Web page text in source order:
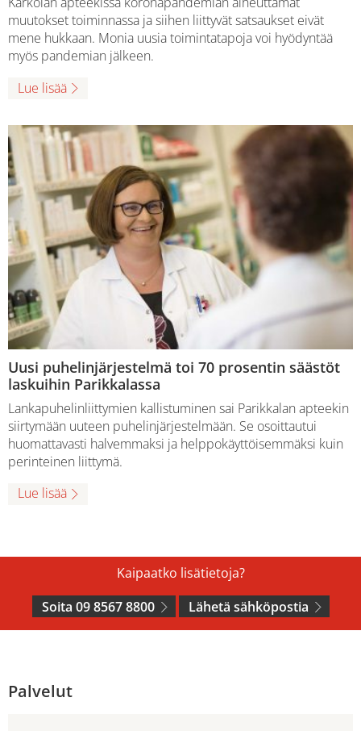
muutokset toiminnassa ja siihen liittyvät satsaukset eivät
mene hukkaan. Monia uusia toimintatapoja voi hyödyntää
myös pandemian jälkeen.
Lue lisää
Uusi puhelinjärjestelmä toi 70 prosentin säästöt
laskuihin Parikkalassa
Lankapuhelinliittymien kallistuminen sai Parikkalan apteekin
siirtymään uuteen puhelinjärjestelmään. Se osoittautui
huomattavasti halvemmaksi ja helppokäyttöisemmäksi kuin
perinteinen liittymä.
Lue lisää
Kaipaatko lisätietoja?
Soita 09 8567 8800
Lähetä sähköpostia
Palvelut